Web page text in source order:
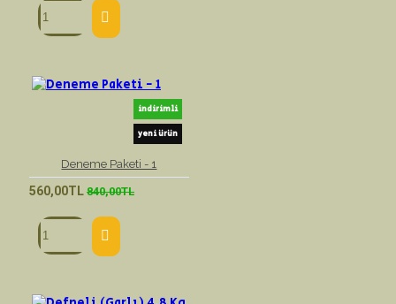
indirimli
yeni ürün
Deneme Paketi - 1
560,00TL 840,00TL